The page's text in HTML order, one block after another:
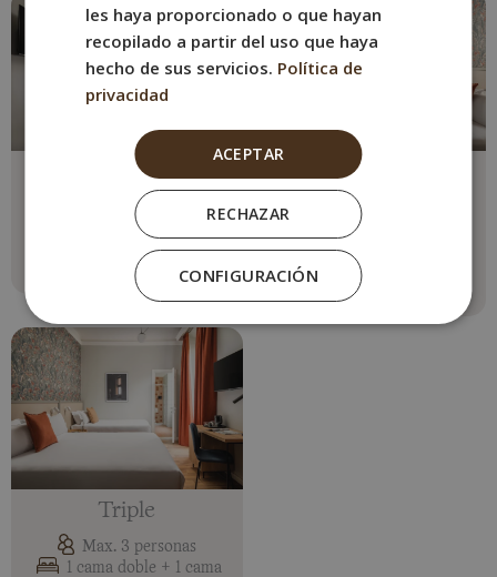
Doble Superior
Max. 2 personas
1 cama doble
Ver más
Doble Superior
Terraza
Max. 2 personas
1 cama doble
Ver más
Triple
Max. 3 personas
1 cama doble + 1 cama
les haya proporcionado o que hayan
recopilado a partir del uso que haya
hecho de sus servicios. Política de
privacidad
ACEPTAR
RECHAZAR
CONFIGURACIÓN